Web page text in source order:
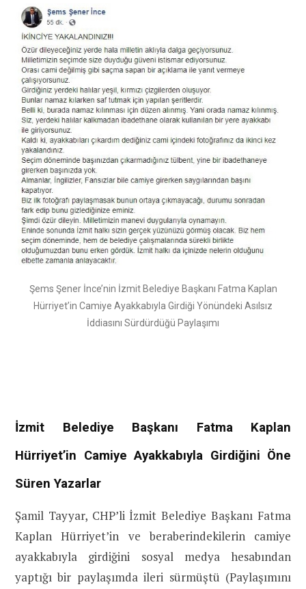
Şems Şener İnce’nin İzmit Belediye Başkanı Fatma Kaplan
Hürriyet’in Camiye Ayakkabıyla Girdiği Yönündeki Asılsız
İddiasını Sürdürdüğü Paylaşımı
İzmit Belediye Başkanı Fatma Kaplan
Hürriyet’in Camiye Ayakkabıyla Girdiğini Öne
Süren Yazarlar
Şamil Tayyar, CHP’li İzmit Belediye Başkanı Fatma
Kaplan Hürriyet’in ve beraberindekilerin camiye
ayakkabıyla girdiğini sosyal medya hesabından
yaptığı bir paylaşımda ileri sürmüştü (Paylaşımını